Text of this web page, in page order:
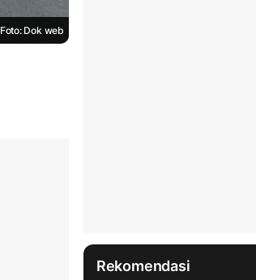
Foto: Dok web
Rekomendasi